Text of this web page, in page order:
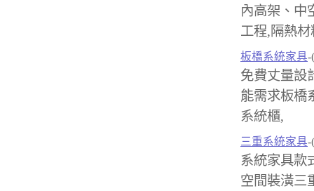
內高架、中
工程,隔熱
板橋系統家具-
免費丈量設
能需求板橋
系統櫃,
三重系統家具-
系統家具款
空間裝潢三